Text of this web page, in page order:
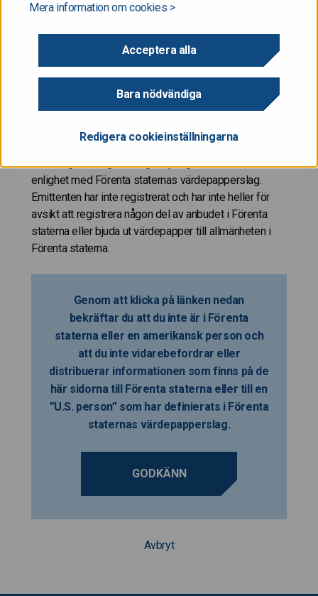
Mera information om cookies >
Acceptera alla
Bara nödvändiga
Redigera cookieinställningarna
publiceras eller annars spridas i eller till Förenta
eller uppmaning att göra köpeanbud av värdepapper i
Förenta staterna. Dessa värdepapper är inte
registrerade och kommer inte att registreras enligt
Förenta staternas värdepapperslag av år 1933
(inklusive ändringar) (”Förenta staternas
värdepapperslag”) och de får inte bjudas ut eller säljas
i Förenta staterna om de inte har registrerats eller
undantag från registreringsskyldigheten har erhållits i
enlighet med Förenta staternas värdepapperslag.
Emittenten har inte registrerat och har inte heller för
avsikt att registrera någon del av anbudet i Förenta
staterna eller bjuda ut värdepapper till allmänheten i
Förenta staterna.
Genom att klicka på länken nedan
bekräftar du att du inte är i Förenta
staterna eller en amerikansk person och
att du inte vidarebefordrar eller
distribuerar informationen som finns på de
här sidorna till Förenta staterna eller till en
”U.S. person” som har definierats i Förenta
staternas värdepapperslag.
GODKÄNN
Avbryt